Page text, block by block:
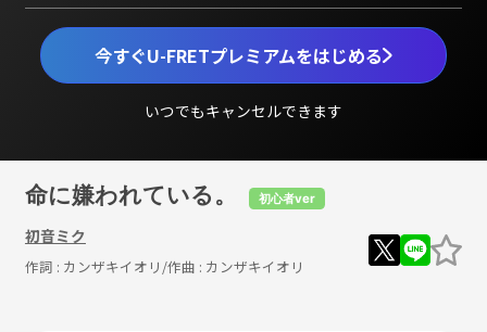
今すぐU-FRETプレミアムをはじめる
いつでもキャンセルできます
命に嫌われている。 初心者ver
初音ミク
作詞 : カンザキイオリ /作曲 : カンザキイオリ